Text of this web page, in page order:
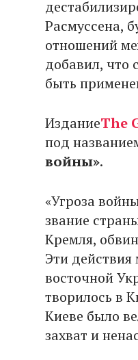
Расмуссена,
отношений
добавил, что
быть
ИзданиеThe
под
войны».
«Угроза
звание
Кремля,
Эти
восточной
творилось в
Киеве было
захват и